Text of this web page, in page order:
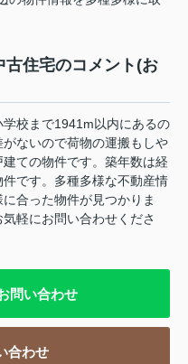
住宅のコメント(お
校まで1941m以内にあるの
ないので荷物の運搬もしや
ての物件です。築年数は経
です。多種多様な不動産情
合った物件が見つかりま
軽にお問い合わせくださ
問い合わせ
合わせ